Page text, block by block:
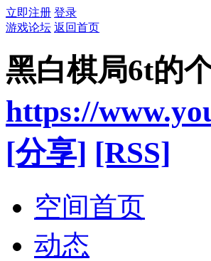
立即注册 登录
游戏论坛 返回首页
黑白棋局6t的
https://
[分享] [RSS]
空间首页
动态